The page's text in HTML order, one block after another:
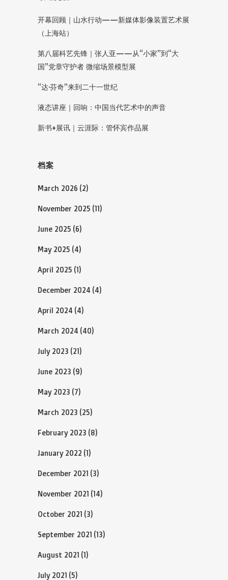
开幕回顾｜山水行动——新媒体影像装置艺术展
（上海站）
第八届科艺先锋｜张人亚——从“小家”到“大
国”党章守护者 微缩场景模型展
“达·芬奇”来到二十一世纪
液态讲座｜回响：中国当代艺术中的声音
新书+展讯｜云涯际：管怀宾作品展
档案
March 2026 (2)
November 2025 (11)
June 2025 (6)
May 2025 (4)
April 2025 (1)
December 2024 (4)
April 2024 (4)
March 2024 (40)
July 2023 (21)
June 2023 (9)
May 2023 (7)
March 2023 (25)
February 2023 (8)
January 2022 (1)
December 2021 (3)
November 2021 (14)
October 2021 (3)
September 2021 (13)
August 2021 (1)
July 2021 (5)